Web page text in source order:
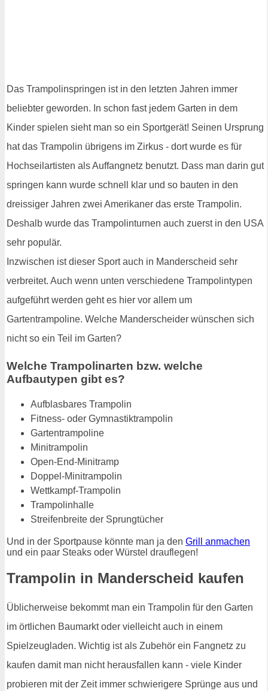
Das Trampolinspringen ist in den letzten Jahren immer
beliebter geworden. In schon fast jedem Garten in dem
Kinder spielen sieht man so ein Sportgerät! Seinen Ursprung
hat das Trampolin übrigens im Zirkus - dort wurde es für
Hochseilartisten als Auffangnetz benutzt. Dass man darin gut
springen kann wurde schnell klar und so bauten in den
dreissiger Jahren zwei Amerikaner das erste Trampolin.
Deshalb wurde das Trampolinturnen auch zuerst in den USA
sehr populär.
Inzwischen ist dieser Sport auch in Manderscheid sehr
verbreitet. Auch wenn unten verschiedene Trampolintypen
aufgeführt werden geht es hier vor allem um
Gartentrampoline. Welche Manderscheider wünschen sich
nicht so ein Teil im Garten?
Welche Trampolinarten bzw. welche
Aufbautypen gibt es?
Aufblasbares Trampolin
Fitness- oder Gymnastiktrampolin
Gartentrampoline
Minitrampolin
Open-End-Minitramp
Doppel-Minitrampolin
Wettkampf-Trampolin
Trampolinhalle
Streifenbreite der Sprungtücher
Und in der Sportpause könnte man ja den Grill anmachen
und ein paar Steaks oder Würstel drauflegen!
Trampolin in Manderscheid kaufen
Üblicherweise bekommt man ein Trampolin für den Garten
im örtlichen Baumarkt oder vielleicht auch in einem
Spielzeugladen. Wichtig ist als Zubehör ein Fangnetz zu
kaufen damit man nicht herausfallen kann - viele Kinder
probieren mit der Zeit immer schwierigere Sprünge aus und